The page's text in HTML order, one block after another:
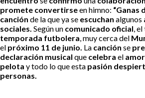
promete convertirseen himno: “Ganas
canción de la que ya se escuchan algunos
sociales. Según un comunicado oficial , el
temporada futbolera , muy cerca del
el próximo 11 de junio. La canción se
declaración musical que celebra el amor
pelota y todo lo que esta pasión
personas.